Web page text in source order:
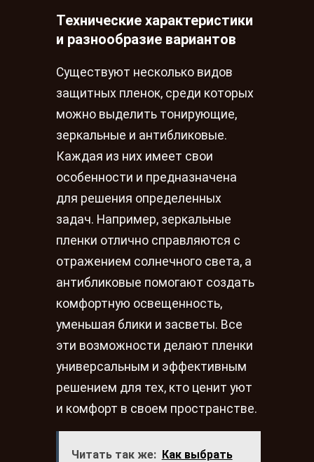
Технические характеристики
и разнообразие вариантов
Существуют несколько видов
защитных пленок, среди которых
можно выделить тонирующие,
зеркальные и антибликовые.
Каждая из них имеет свои
особенности и предназначена
для решения определенных
задач. Например, зеркальные
пленки отлично справляются с
отражением солнечного света, а
антибликовые помогают создать
комфортную освещенность,
уменьшая блики и засветы. Все
эти возможности делают пленки
универсальным и эффективным
решением для тех, кто ценит уют
и комфорт в своем пространстве.
Читать так же: Как выбрать